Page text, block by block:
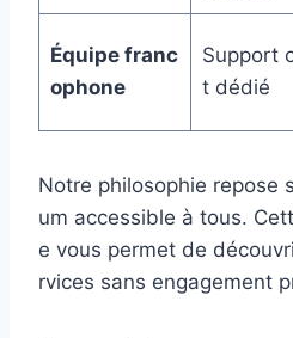
Équipe franc
ophone
Support
t dédié
Notre philosophie repose
um accessible à tous.
e vous permet de
rvices sans engagement